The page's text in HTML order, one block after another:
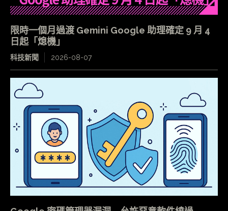
限時一個月過渡 Gemini Google 助理確定 9 月 4
日起「熄機」
科技新聞 2026-08-07